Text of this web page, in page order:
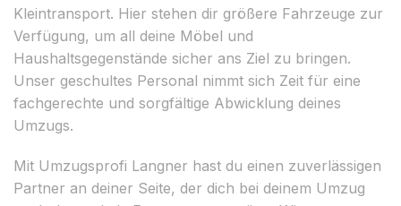
Kleintransport. Hier stehen dir größere Fahrzeuge zur
Verfügung, um all deine Möbel und
Haushaltsgegenstände sicher ans Ziel zu bringen.
Unser geschultes Personal nimmt sich Zeit für eine
fachgerechte und sorgfältige Abwicklung deines
Umzugs.
Mit Umzugsprofi Langner hast du einen zuverlässigen
Partner an deiner Seite, der dich bei deinem Umzug